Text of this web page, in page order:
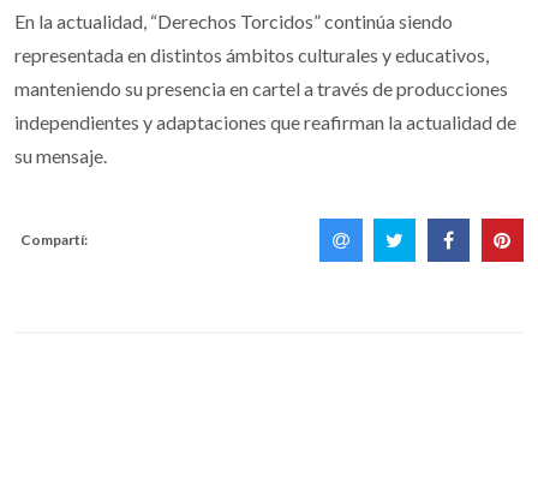
En la actualidad, “Derechos Torcidos” continúa siendo
representada en distintos ámbitos culturales y educativos,
manteniendo su presencia en cartel a través de producciones
independientes y adaptaciones que reafirman la actualidad de
su mensaje.
Compartí: